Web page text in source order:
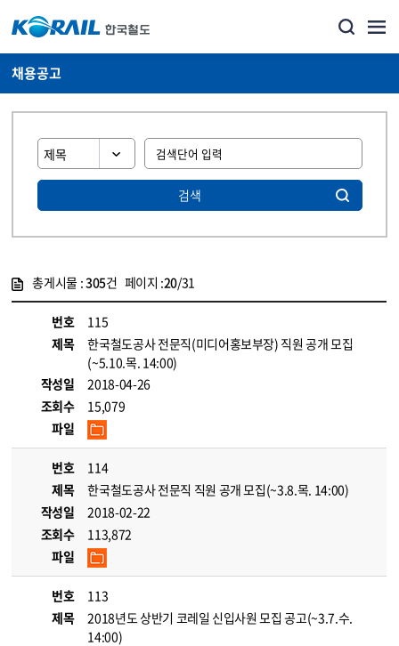
채용공고
검색
총게시물 :305건 페이지 :20/31
번호
115
제목
한국철도공사 전문직(미디어홍보부장) 직원 공개 모집
(~5.10.목. 14:00)
작성일
2018-04-26
조회수
15,079
파일
번호
114
제목
한국철도공사 전문직 직원 공개 모집(~3.8.목. 14:00)
작성일
2018-02-22
조회수
113,872
파일
번호
113
제목
2018년도 상반기 코레일 신입사원 모집 공고(~3.7.수.
14:00)